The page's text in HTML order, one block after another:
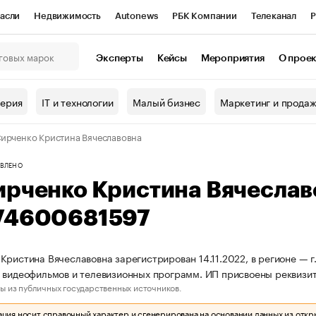
Недвижимость Autonews РБК Компании Телеканал
Проверка контрагентов
Эксперты Кейсы Мероприятия О
IT и технологии Малый бизнес Маркетинг и
Кристина Вячеславовна
Кристина
Вячеславовна зарегистрирован 14.11.2022, в регионе —
видеофильмов и телевизионных программ. ИП присвоены
из публичных государственных источников.
носит справочный характер и сгенерирована на основании данных из